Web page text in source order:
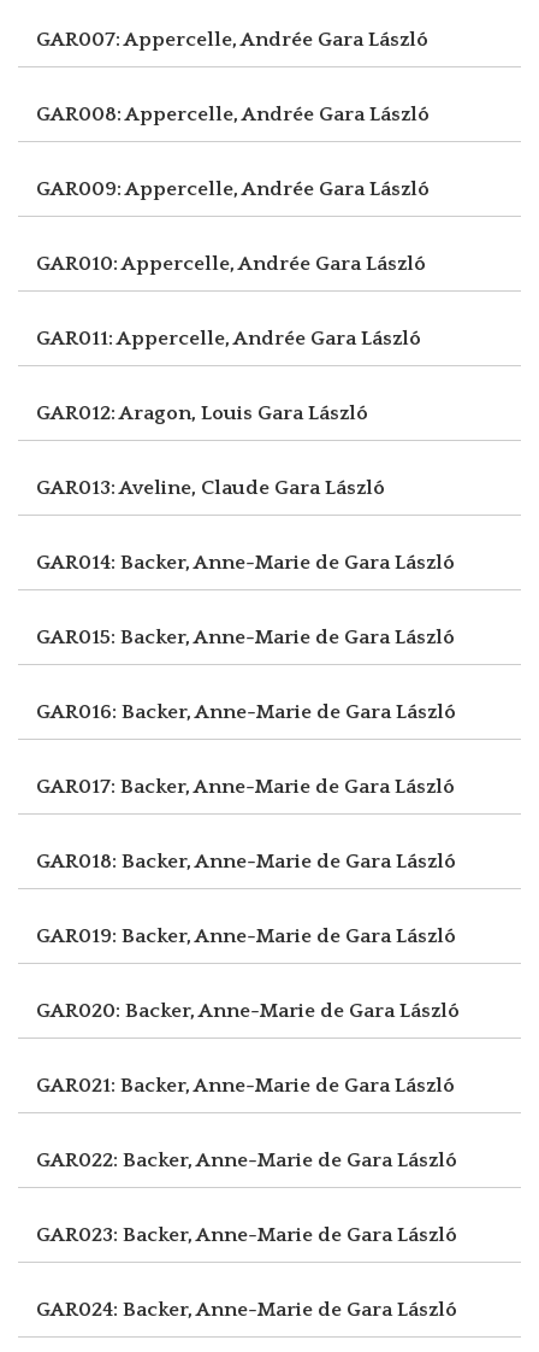
GAR007: Appercelle, Andrée Gara László
GAR008: Appercelle, Andrée Gara László
GAR009: Appercelle, Andrée Gara László
GAR010: Appercelle, Andrée Gara László
GAR011: Appercelle, Andrée Gara László
GAR012: Aragon, Louis Gara László
GAR013: Aveline, Claude Gara László
GAR014: Backer, Anne-Marie de Gara László
GAR015: Backer, Anne-Marie de Gara László
GAR016: Backer, Anne-Marie de Gara László
GAR017: Backer, Anne-Marie de Gara László
GAR018: Backer, Anne-Marie de Gara László
GAR019: Backer, Anne-Marie de Gara László
GAR020: Backer, Anne-Marie de Gara László
GAR021: Backer, Anne-Marie de Gara László
GAR022: Backer, Anne-Marie de Gara László
GAR023: Backer, Anne-Marie de Gara László
GAR024: Backer, Anne-Marie de Gara László